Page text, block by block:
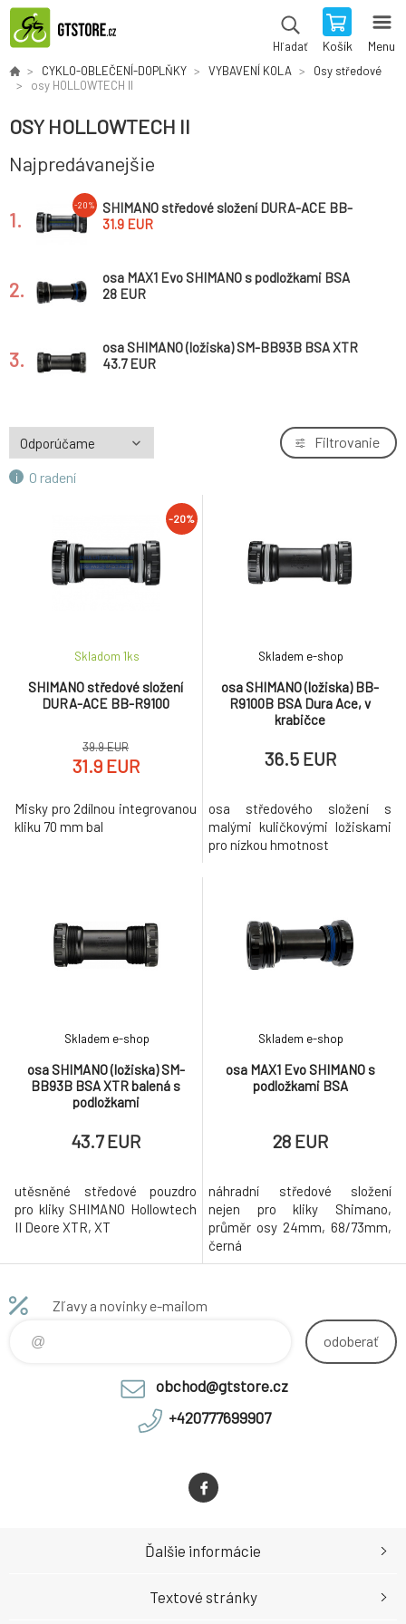
Hľadať Košík Menu
CYKLO-OBLEČENÍ-DOPLŇKY VYBAVENÍ KOLA
Osy středové
osy HOLLOWTECH II
OSY HOLLOWTECH II
Najpredávanejšie
1.
-20%
SHIMANO středové složení DURA-ACE BB-
R9100
31.9 EUR
2.
osa MAX1 Evo SHIMANO s podložkami BSA
28 EUR
3.
osa SHIMANO (ložiska) SM-BB93B BSA XTR
balená s podložkami
43.7 EUR
O radení
Filtrovanie
-20%
SHIMANO středové složení
DURA-ACE BB-R9100
Skladom 1ks
39.9 EUR
31.9 EUR
Misky pro 2dílnou integrovanou
kliku 70 mm bal
osa SHIMANO (ložiska) BB-
R9100B BSA Dura Ace, v
krabičce
Skladem e-shop
36.5 EUR
osa středového složení s
malými kuličkovými ložiskami
pro nízkou hmotnost
osa SHIMANO (ložiska) SM-
BB93B BSA XTR balená s
podložkami
Skladem e-shop
43.7 EUR
utěsněné středové pouzdro
pro kliky SHIMANO Hollowtech
II Deore XTR, XT
osa MAX1 Evo SHIMANO s
podložkami BSA
Skladem e-shop
28 EUR
náhradní středové složení
nejen pro kliky Shimano,
průměr osy 24mm, 68/73mm,
černá
Zľavy a novinky e-mailom
odoberať
obchod@gtstore.cz
+420777699907
Ďalšie informácie
Textové stránky